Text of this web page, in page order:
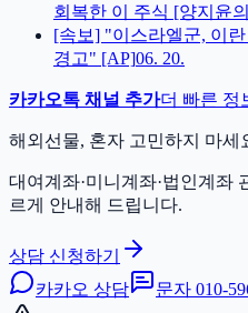
회복한 이 주식 [양지윤
[속보] "이스라엘군, 이
경고" [AP]06. 20.
카카오톡 채널 추가더 빠른 정
해외선물, 혼자 고민하지 마세
대여계좌·미니계좌·법인계좌
르게 안내해 드립니다.
상담 신청하기
카카오 상담
문자 010-